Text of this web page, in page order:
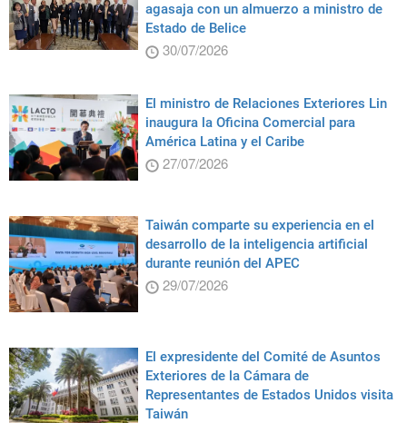
agasaja con un almuerzo a ministro de
Estado de Belice
30/07/2026
El ministro de Relaciones Exteriores Lin
inaugura la Oficina Comercial para
América Latina y el Caribe
27/07/2026
Taiwán comparte su experiencia en el
desarrollo de la inteligencia artificial
durante reunión del APEC
29/07/2026
El expresidente del Comité de Asuntos
Exteriores de la Cámara de
Representantes de Estados Unidos visita
Taiwán